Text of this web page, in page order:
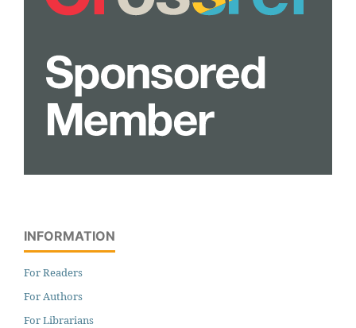
INFORMATION
For Readers
For Authors
For Librarians